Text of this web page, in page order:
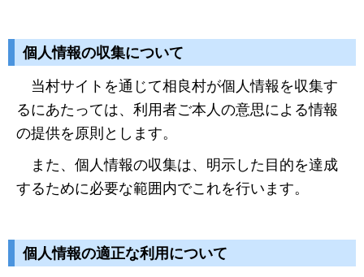
個人情報の収集について
当村サイトを通じて相良村が個人情報を収集す
るにあたっては、利用者ご本人の意思による情報
の提供を原則とします。
また、個人情報の収集は、明示した目的を達成
するために必要な範囲内でこれを行います。
個人情報の適正な利用について